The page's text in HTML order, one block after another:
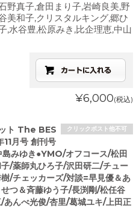
野真子,倉田まり子,岩崎良美,野
美和子,クリスタルキング,郷ひ
,水谷豊,松原みき,比企理恵,中山
¥6,000(税込)
クリックポスト他不可
ト The BES
月号 創刊号
島みゆき●YMO/オフコース/松田
/薬師丸ひろ子/沢田研二/チュー
/チェッカーズ/対談=早見優＆あ
つ＆斉藤ゆう子/長渕剛/松任谷
あんべ光俊/杏里/葛城ユキ/上田正